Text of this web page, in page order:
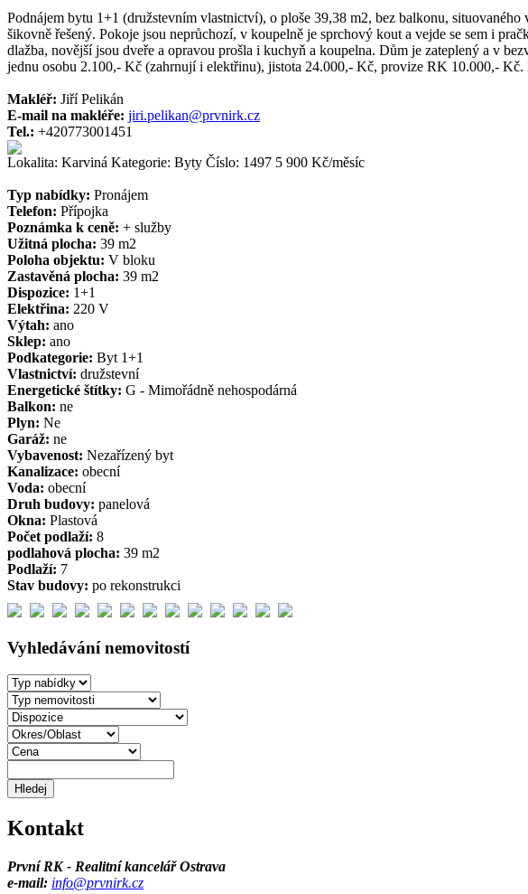
Podnájem bytu 1+1 (družstevním vlastnictví), o ploše 39,38 m2, bez balkonu,
šikovně řešený. Pokoje jsou neprůchozí, v koupelně je sprchový kout a vejde se sem i
dlažba, novější jsou dveře a opravou prošla i kuchyň a koupelna. Dům je zateplený a v
jednu osobu 2.100,- Kč (zahrnují i elektřinu), jistota 24.000,- Kč, provize RK 10.000,-
Makléř: Jiří Pelikán
E-mail na makléře: jiri.pelikan@prvnirk.cz
Tel.: +420773001451
Lokalita: Karviná Kategorie: Byty Číslo: 1497 5 900 Kč/měsíc
Typ nabídky: Pronájem
Telefon: Přípojka
Poznámka k ceně: + služby
Užitná plocha: 39 m2
Poloha objektu: V bloku
Zastavěná plocha: 39 m2
Dispozice: 1+1
Elektřina: 220 V
Výtah: ano
Sklep: ano
Podkategorie: Byt 1+1
Vlastnictví: družstevní
Energetické štítky: G - Mimořádně nehospodárná
Balkon: ne
Plyn: Ne
Garáž: ne
Vybavenost: Nezařízený byt
Kanalizace: obecní
Voda: obecní
Druh budovy: panelová
Okna: Plastová
Počet podlaží: 8
podlahová plocha: 39 m2
Podlaží: 7
Stav budovy: po rekonstrukci
Vyhledávání nemovitostí
Kontakt
První RK - Realitní kancelář Ostrava
e-mail: info@prvnirk.cz